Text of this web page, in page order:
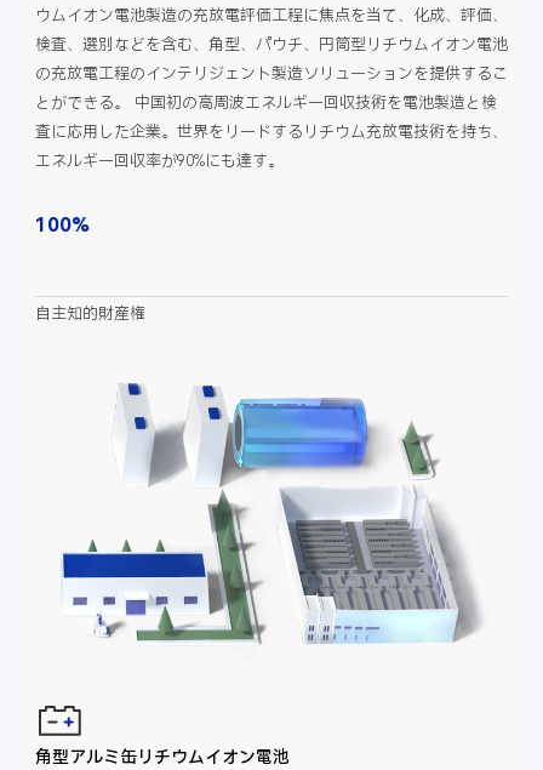
ウムイオン電池製造の充放電評価工程に焦点を当て、化成、評価、
検査、選別などを含む、角型、パウチ、円筒型リチウムイオン電池
の充放電工程のインテリジェント製造ソリューションを提供するこ
とができる。 中国初の高周波エネルギー回収技術を電池製造と検
査に応用した企業。世界をリードするリチウム充放電技術を持ち、
エネルギー回収率が90%にも達す。
100%
自主知的財産権
角型アルミ缶リチウムイオン電池